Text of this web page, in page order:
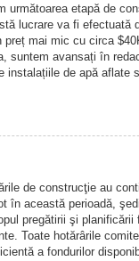
următoarea etapă de
lucrare va fi efectuată
preț mai mic cu circa
suntem avansați în
instalațiile de apă aflate
de construcţie au
în această perioadă,
pregătirii şi planificării
Toate hotărârile
a fondurilor